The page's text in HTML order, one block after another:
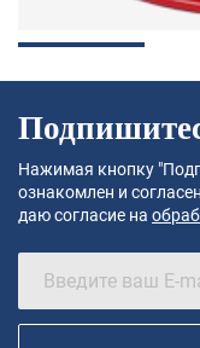
Нажимая кнопку
ознакомлен и
даю согласие на